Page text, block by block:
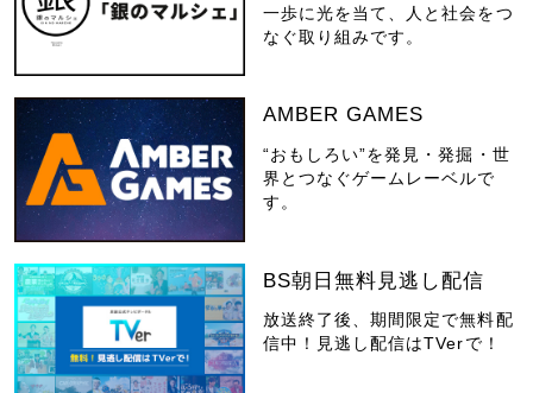
一歩に光を当て、人と社会をつ
なぐ取り組みです。
AMBER GAMES
“おもしろい”を発見・発掘・世
界とつなぐゲームレーベルで
す。
BS朝日無料見逃し配信
放送終了後、期間限定で無料配
信中！見逃し配信はTVerで！